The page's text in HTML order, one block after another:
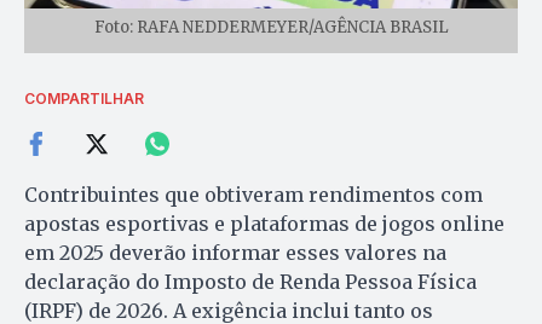
Foto: RAFA NEDDERMEYER/AGÊNCIA BRASIL
COMPARTILHAR
Contribuintes que obtiveram rendimentos com
apostas esportivas e plataformas de jogos online
em 2025 deverão informar esses valores na
declaração do Imposto de Renda Pessoa Física
(IRPF) de 2026. A exigência inclui tanto os